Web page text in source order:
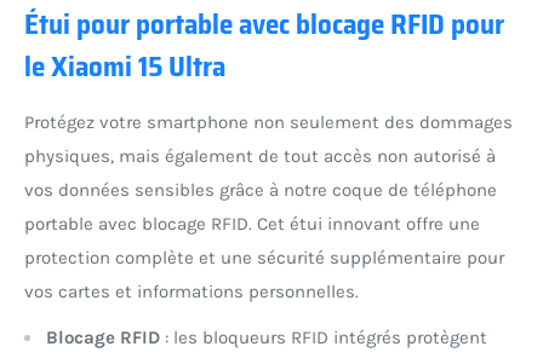
Étui pour portable avec blocage RFID pour
le Xiaomi 15 Ultra
Protégez votre smartphone non seulement des dommages
physiques, mais également de tout accès non autorisé à
vos données sensibles grâce à notre coque de téléphone
portable avec blocage RFID. Cet étui innovant offre une
protection complète et une sécurité supplémentaire pour
vos cartes et informations personnelles.
Blocage RFID : les bloqueurs RFID intégrés protègent